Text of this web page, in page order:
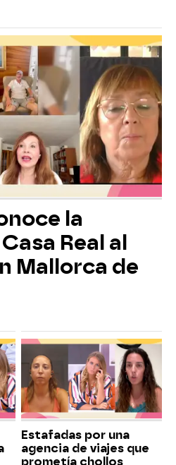
la
Real al
Mallorca de
Estafadas por una
agencia de viajes que
prometía chollos